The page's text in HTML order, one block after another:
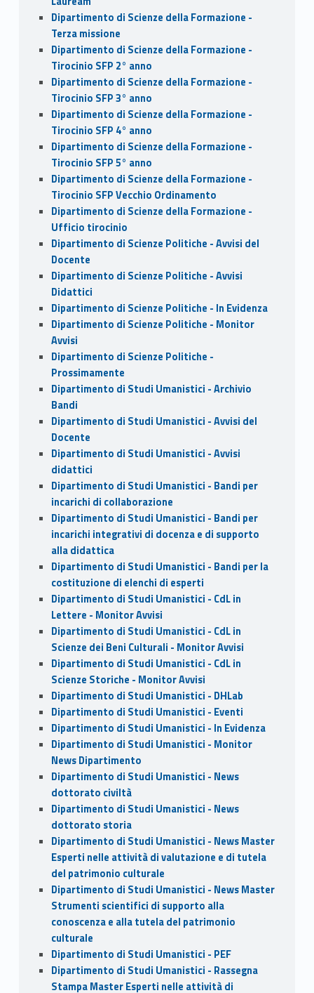
Dipartimento di Scienze della Formazione -
Terza missione
Dipartimento di Scienze della Formazione -
Tirocinio SFP 2° anno
Dipartimento di Scienze della Formazione -
Tirocinio SFP 3° anno
Dipartimento di Scienze della Formazione -
Tirocinio SFP 4° anno
Dipartimento di Scienze della Formazione -
Tirocinio SFP 5° anno
Dipartimento di Scienze della Formazione -
Tirocinio SFP Vecchio Ordinamento
Dipartimento di Scienze della Formazione -
Ufficio tirocinio
Dipartimento di Scienze Politiche - Avvisi del
Docente
Dipartimento di Scienze Politiche - Avvisi
Didattici
Dipartimento di Scienze Politiche - In Evidenza
Dipartimento di Scienze Politiche - Monitor
Avvisi
Dipartimento di Scienze Politiche -
Prossimamente
Dipartimento di Studi Umanistici - Archivio
Bandi
Dipartimento di Studi Umanistici - Avvisi del
Docente
Dipartimento di Studi Umanistici - Avvisi
didattici
Dipartimento di Studi Umanistici - Bandi per
incarichi di collaborazione
Dipartimento di Studi Umanistici - Bandi per
incarichi integrativi di docenza e di supporto
alla didattica
Dipartimento di Studi Umanistici - Bandi per la
costituzione di elenchi di esperti
Dipartimento di Studi Umanistici - CdL in
Lettere - Monitor Avvisi
Dipartimento di Studi Umanistici - CdL in
Scienze dei Beni Culturali - Monitor Avvisi
Dipartimento di Studi Umanistici - CdL in
Scienze Storiche - Monitor Avvisi
Dipartimento di Studi Umanistici - DHLab
Dipartimento di Studi Umanistici - Eventi
Dipartimento di Studi Umanistici - In Evidenza
Dipartimento di Studi Umanistici - Monitor
News Dipartimento
Dipartimento di Studi Umanistici - News
dottorato civiltà
Dipartimento di Studi Umanistici - News
dottorato storia
Dipartimento di Studi Umanistici - News Master
Esperti nelle attività di valutazione e di tutela
del patrimonio culturale
Dipartimento di Studi Umanistici - News Master
Strumenti scientifici di supporto alla
conoscenza e alla tutela del patrimonio
culturale
Dipartimento di Studi Umanistici - PEF
Dipartimento di Studi Umanistici - Rassegna
Stampa Master Esperti nelle attività di